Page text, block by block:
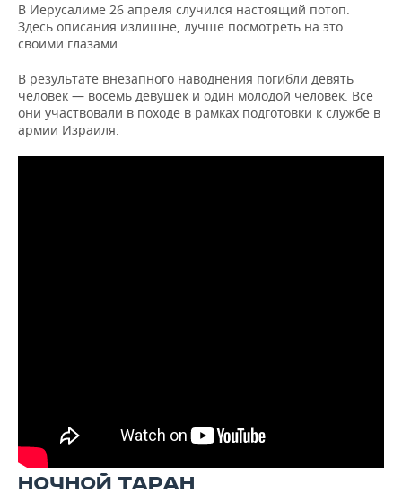
В Иерусалиме 26 апреля случился настоящий потоп.
Здесь описания излишне, лучше посмотреть на это
своими глазами.
В результате внезапного наводнения погибли девять
человек — восемь девушек и один молодой человек. Все
они участвовали в походе в рамках подготовки к службе в
армии Израиля.
НОЧНОЙ ТАРАН